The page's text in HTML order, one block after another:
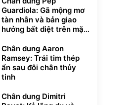
Guardiola: Gã mộng mơ
tàn nhẫn và bản giao
hưởng bất diệt trên mặt
Chân dung Aaron
Ramsey: Trái tim thép
ẩn sau đôi chân thủy
tinh
Chân dung Dimitri